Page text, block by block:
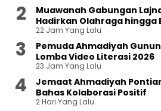
Muawanah Gabungan
Hadirkan Olahraga hingga
Sampah
22 Jam Yang Lalu
Pemuda Ahmadiyah
Lomba Video Literasi 2026
23 Jam Yang Lalu
Jemaat Ahmadiyah
Bahas Kolaborasi Positif
2 Hari Yang Lalu